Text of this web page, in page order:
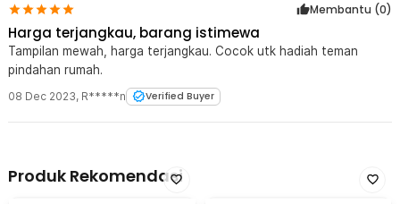
Membantu (0)
Harga terjangkau, barang istimewa
Tampilan mewah, harga terjangkau. Cocok utk hadiah teman
pindahan rumah.
08 Dec 2023, R*****n Verified Buyer
Produk Rekomendasi